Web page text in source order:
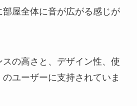
部屋全体に音が広がる感じが
の高さと、デザイン性、使
ユーザーに支持されていま